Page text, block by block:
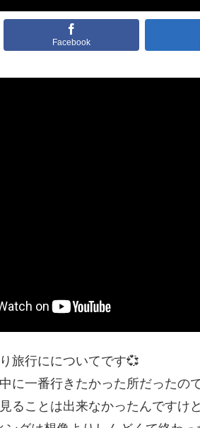
Facebook
旅行にについてです💞
に一番行きたかった所だった
ることは出来なかったんですけ